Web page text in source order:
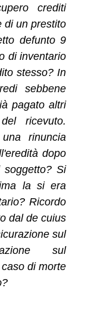
crediti
di un prestito
defunto 9
di inventario
stesso? In
sebbene
pagato altri
ricevuto.
rinuncia
dopo
Si
la si era
Ricordo
dal de cuius
sul
sul
di morte